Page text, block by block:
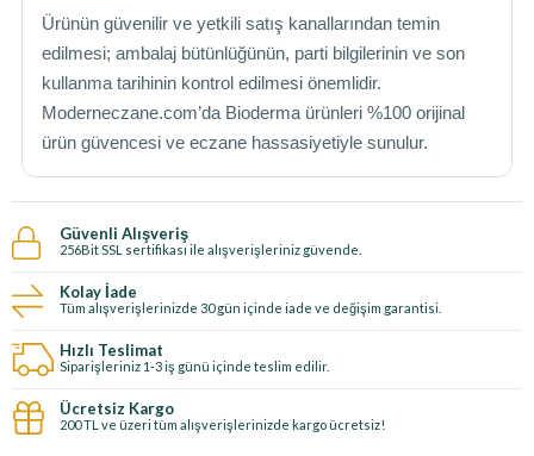
Ürünün güvenilir ve yetkili satış kanallarından temin
edilmesi; ambalaj bütünlüğünün, parti bilgilerinin ve son
kullanma tarihinin kontrol edilmesi önemlidir.
Moderneczane.com’da Bioderma ürünleri %100 orijinal
ürün güvencesi ve eczane hassasiyetiyle sunulur.
Güvenli Alışveriş
256Bit SSL sertifikası ile alışverişleriniz güvende.
Kolay İade
Tüm alışverişlerinizde 30 gün içinde iade ve değişim garantisi.
Hızlı Teslimat
Siparişleriniz 1-3 iş günü içinde teslim edilir.
Ücretsiz Kargo
200 TL ve üzeri tüm alışverişlerinizde kargo ücretsiz!